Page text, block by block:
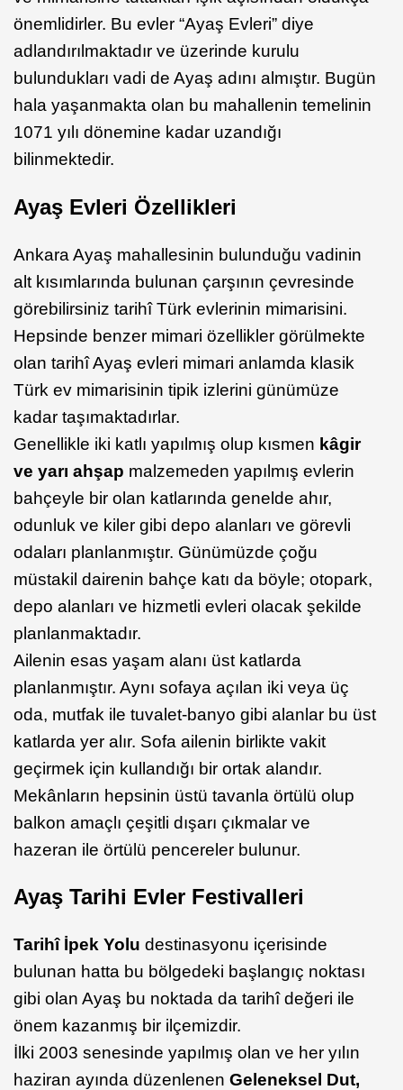
önemlidirler. Bu evler “Ayaş Evleri” diye
adlandırılmaktadır ve üzerinde kurulu
bulundukları vadi de Ayaş adını almıştır. Bugün
hala yaşanmakta olan bu mahallenin temelinin
1071 yılı dönemine kadar uzandığı
bilinmektedir.
Ayaş Evleri Özellikleri
Ankara Ayaş mahallesinin bulunduğu vadinin
alt kısımlarında bulunan çarşının çevresinde
görebilirsiniz tarihî Türk evlerinin mimarisini.
Hepsinde benzer mimari özellikler görülmekte
olan tarihî Ayaş evleri mimari anlamda klasik
Türk ev mimarisinin tipik izlerini günümüze
kadar taşımaktadırlar.
Genellikle iki katlı yapılmış olup kısmen kâgir
ve yarı ahşap malzemeden yapılmış evlerin
bahçeyle bir olan katlarında genelde ahır,
odunluk ve kiler gibi depo alanları ve görevli
odaları planlanmıştır. Günümüzde çoğu
müstakil dairenin bahçe katı da böyle; otopark,
depo alanları ve hizmetli evleri olacak şekilde
planlanmaktadır.
Ailenin esas yaşam alanı üst katlarda
planlanmıştır. Aynı sofaya açılan iki veya üç
oda, mutfak ile tuvalet-banyo gibi alanlar bu üst
katlarda yer alır. Sofa ailenin birlikte vakit
geçirmek için kullandığı bir ortak alandır.
Mekânların hepsinin üstü tavanla örtülü olup
balkon amaçlı çeşitli dışarı çıkmalar ve
hazeran ile örtülü pencereler bulunur.
Ayaş Tarihi Evler Festivalleri
Tarihî İpek Yolu destinasyonu içerisinde
bulunan hatta bu bölgedeki başlangıç noktası
gibi olan Ayaş bu noktada da tarihî değeri ile
önem kazanmış bir ilçemizdir.
İlki 2003 senesinde yapılmış olan ve her yılın
haziran ayında düzenlenen Geleneksel Dut,